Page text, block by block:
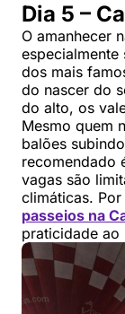
Dia 5 –
O amanhecer
dos mais
do nascer do
do alto, os
Mesmo quem
balões
recomendado
vagas são
climáticas.
passeios na
praticidade ao